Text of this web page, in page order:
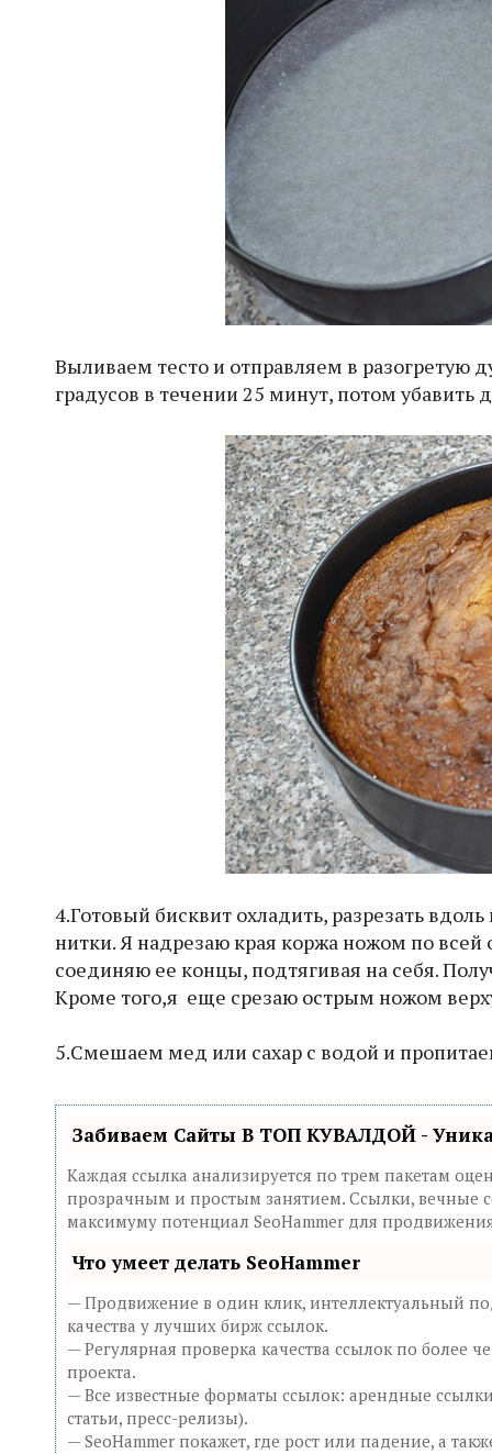
Выливаем тесто и отправляем в разогретую
градусов в течении 25 минут, потом убавить
4.Готовый бисквит охладить, разрезать
нитки. Я надрезаю края коржа ножом по всей
соединяю ее концы, подтягивая на себя.
Кроме того,я еще срезаю острым ножом
5.Смешаем мед или сахар с водой и
Забиваем Сайты В ТОП КУВАЛДОЙ -
Каждая ссылка анализируется по трем пакетам
прозрачным и простым занятием. Ссылки, вечные
максимуму потенциал SeoHammer для
Что умеет делать SeoHammer
— Продвижение в один клик, интеллектуальный
качества у лучших бирж ссылок.
— Регулярная проверка качества ссылок по более
проекта.
— Все известные форматы ссылок: арендные
статьи, пресс-релизы).
— SeoHammer покажет, где рост или падение, а